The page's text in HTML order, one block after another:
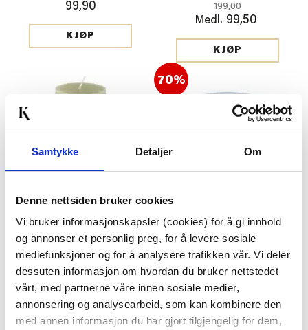
Samtykke Detaljer Om
Denne nettsiden bruker cookies
Vi bruker informasjonskapsler (cookies) for å gi innhold
og annonser et personlig preg, for å levere sosiale
mediefunksjoner og for å analysere trafikken vår. Vi deler
dessuten informasjon om hvordan du bruker nettstedet
vårt, med partnerne våre innen sosiale medier,
annonsering og analysearbeid, som kan kombinere den
med annen informasjon du har gjort tilgjengelig for dem,
99,90
KJØP
199,00
Medl. 99,50
KJØP
OLIVEN
69,90
KJØP
70%
HARMONY 140X200 CM, BLÅ
KJØP